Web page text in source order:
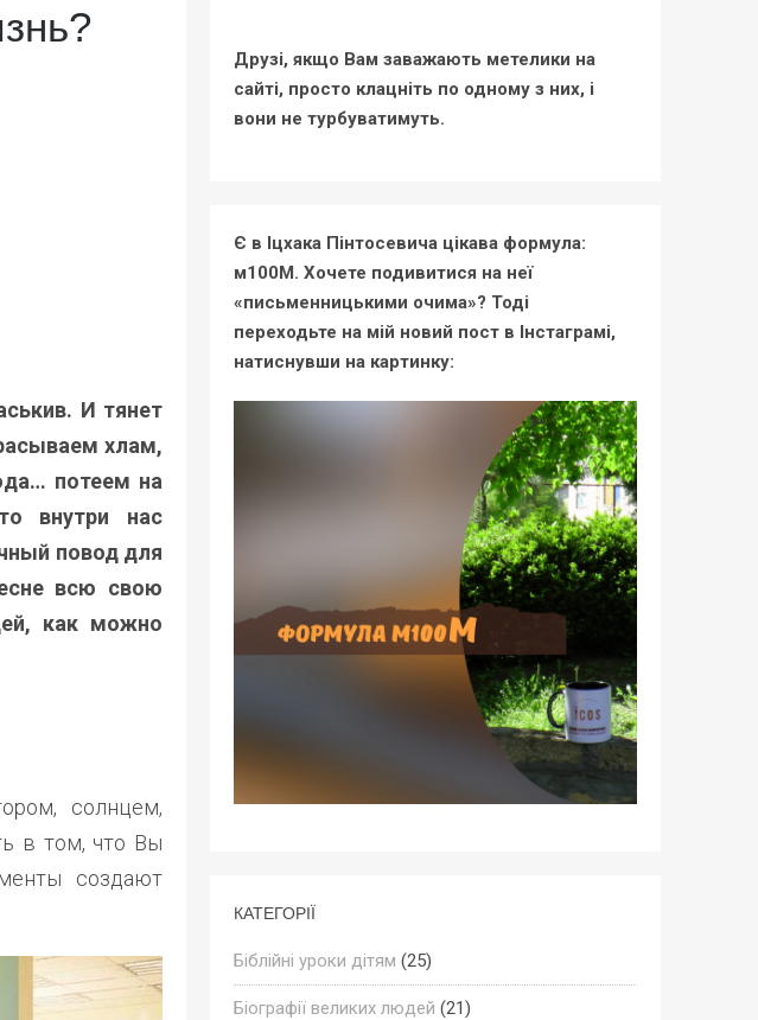
И тянет
хлам,
потеем на
внутри нас
повод для
всю свою
как можно
солнцем,
в том, что Вы
создают
Друзі, якщо Вам заважають метелики на
сайті, просто клацніть по одному з них, і
вони не турбуватимуть.
Є в Іцхака Пінтосевича цікава формула:
м100М. Хочете подивитися на неї
«письменницькими очима»? Тоді
переходьте на мій новий пост в Інстаграмі,
натиснувши на картинку:
КАТЕГОРІЇ
Біблійні уроки дітям (25)
Біографії великих людей (21)